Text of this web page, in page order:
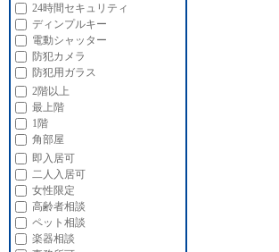
24時間セキュリティ
ディンプルキー
電動シャッター
防犯カメラ
防犯用ガラス
2階以上
最上階
1階
角部屋
即入居可
二人入居可
女性限定
高齢者相談
ペット相談
楽器相談